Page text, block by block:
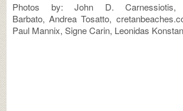
Photos by: John D. Carnessiotis,
Barbato, Andrea Tosatto,
Paul Mannix, Signe Carin, Leonidas